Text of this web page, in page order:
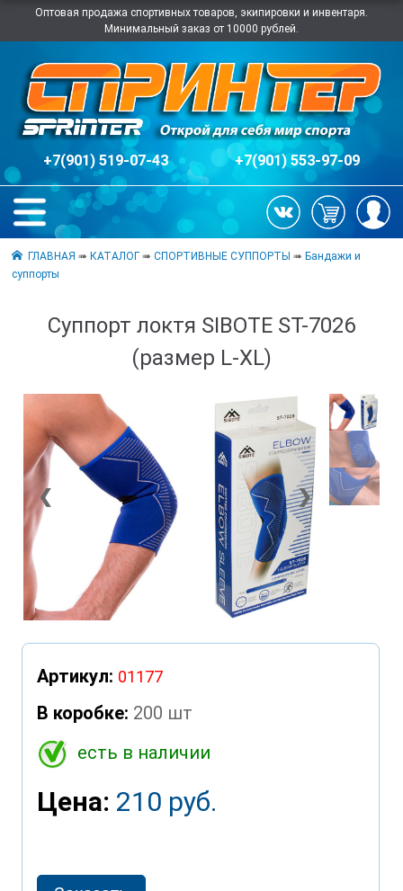
Оптовая продажа спортивных товаров, экипировки и инвентаря.
Минимальный заказ от 10000 рублей.
+7(901) 519-07-43 +7(901) 553-97-09
ГЛАВНАЯ ➠КАТАЛОГ ➠СПОРТИВНЫЕ СУППОРТЫ ➠Бандажи и
суппорты
Суппорт локтя SIBOTE ST-7026
(размер L-XL)
❮ ❯
Артикул: 01177
В коробке: 200 шт
есть в наличии
Цена: 210 руб.